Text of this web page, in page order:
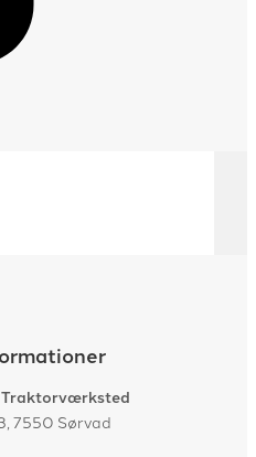
Traktorværksted
7550 Sørvad